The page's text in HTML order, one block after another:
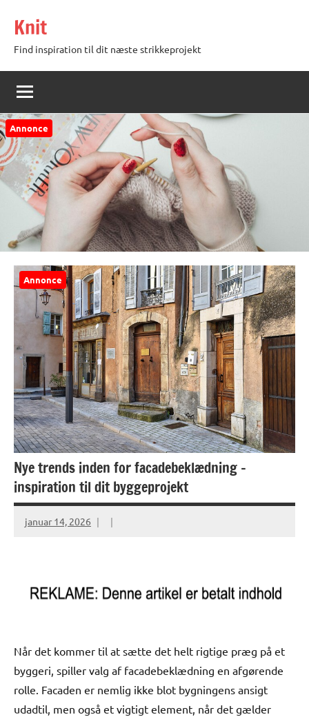
indhold
Knit
Find inspiration til dit næste strikkeprojekt
Annonce
Annonce
Nye trends inden for facadebeklædning –
inspiration til dit byggeprojekt
januar 14, 2026
Når det kommer til at sætte det helt rigtige præg på et
byggeri, spiller valg af facadebeklædning en afgørende
rolle. Facaden er nemlig ikke blot bygningens ansigt
udadtil, men også et vigtigt element, når det gælder